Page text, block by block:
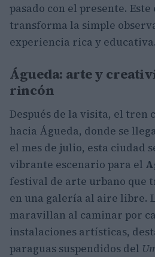
pasado con el presente.
transforma la simple
experiencia rica y educativa.
Águeda: arte y
rincón
Después de la visita, el tren
hacia Águeda, donde se
el mes de julio, esta ciudad
vibrante escenario para el
festival de arte urbano que
en una galería al aire libre.
maravillan al caminar por
instalaciones artísticas,
paraguas suspendidos del